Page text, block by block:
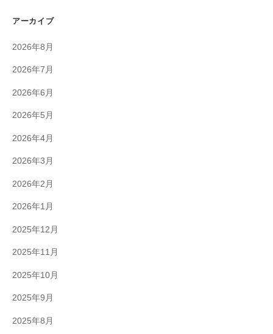
アーカイブ
2026年8月
2026年7月
2026年6月
2026年5月
2026年4月
2026年3月
2026年2月
2026年1月
2025年12月
2025年11月
2025年10月
2025年9月
2025年8月